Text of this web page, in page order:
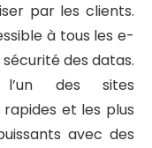
par les clients.
à tous les e-
des datas.
l’un des sites
et les plus
avec des